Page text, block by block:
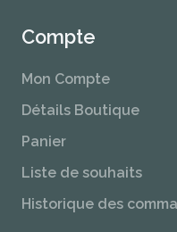
Compte
Mon Compte
Détails Boutique
Panier
Liste de souhaits
Historique des